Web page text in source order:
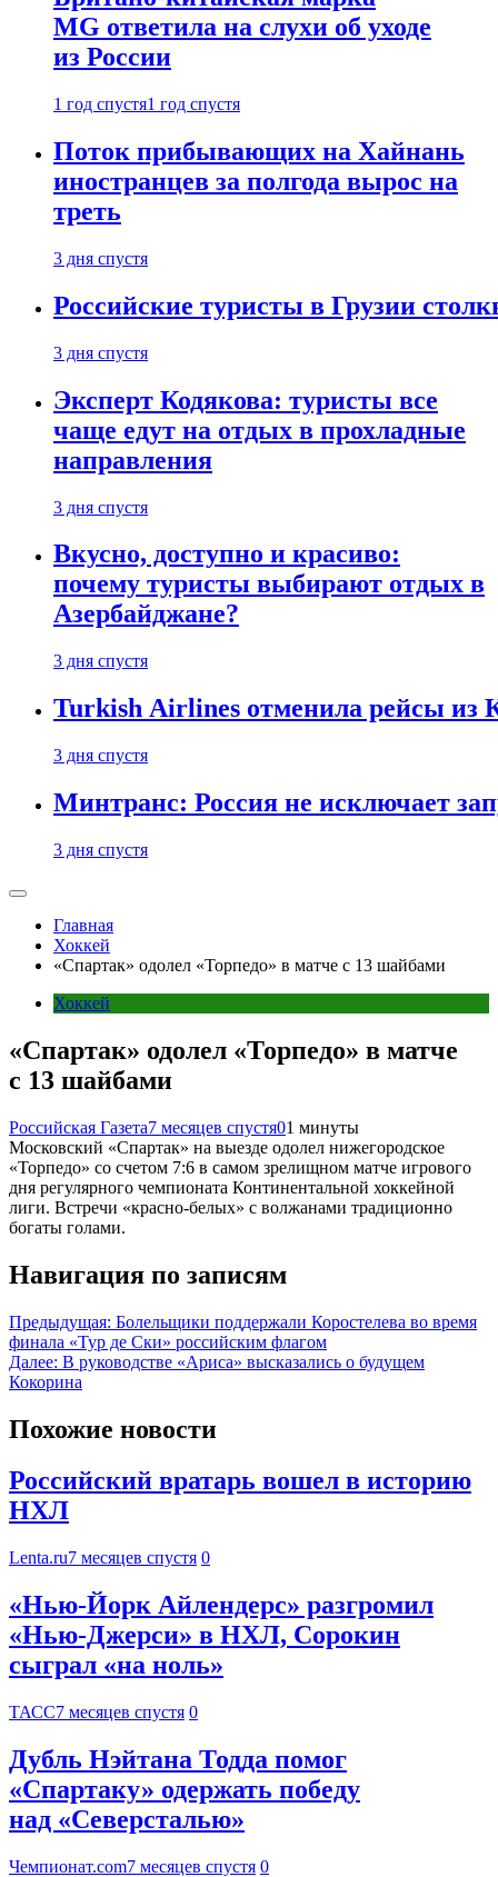
MG ответила на слухи об уходе
из России
1 год спустя1 год спустя
Поток прибывающих на Хайнань
иностранцев за полгода вырос на
треть
3 дня спустя
Российские туристы в Грузии
3 дня спустя
Эксперт Кодякова: туристы все
чаще едут на отдых в прохладные
направления
3 дня спустя
Вкусно, доступно и красиво:
почему туристы выбирают отдых в
Азербайджане?
3 дня спустя
Turkish Airlines отменила рейсы из
3 дня спустя
Минтранс: Россия не исключает
3 дня спустя
Главная
Хоккей
«Спартак» одолел «Торпедо» в матче с 13 шайбами
Хоккей
«Спартак» одолел «Торпедо» в матче
с 13 шайбами
Российская Газета7 месяцев спустя01 минуты
Московский «Спартак» на выезде одолел нижегородское
«Торпедо» со счетом 7:6 в самом зрелищном матче игрового
дня регулярного чемпионата Континентальной хоккейной
лиги. Встречи «красно-белых» с волжанами традиционно
богаты голами.
Навигация по записям
Предыдущая: Болельщики поддержали Коростелева во время
финала «Тур де Ски» российским флагом
Далее: В руководстве «Ариса» высказались о будущем
Кокорина
Похожие новости
Российский вратарь вошел в историю
НХЛ
Lenta.ru7 месяцев спустя 0
«Нью-Йорк Айлендерс» разгромил
«Нью-Джерси» в НХЛ, Сорокин
сыграл «на ноль»
ТАСС7 месяцев спустя 0
Дубль Нэйтана Тодда помог
«Спартаку» одержать победу
над «Северсталью»
Чемпионат.com7 месяцев спустя 0